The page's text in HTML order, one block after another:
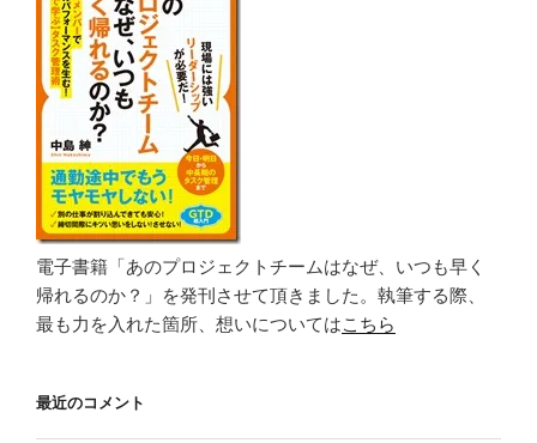
電子書籍「あのプロジェクトチームはなぜ、いつも早く
帰れるのか？」を発刊させて頂きました。執筆する際、
最も力を入れた箇所、想いについてはこちら
最近のコメント